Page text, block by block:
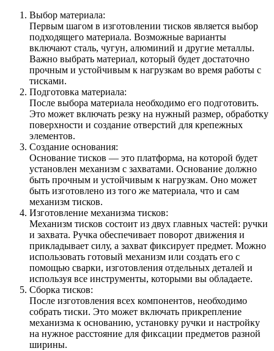
Выбор материала:
Первым шагом в изготовлении тисков является выбор
подходящего материала. Возможные варианты
включают сталь, чугун, алюминий и другие металлы.
Важно выбрать материал, который будет достаточно
прочным и устойчивым к нагрузкам во время работы с
тисками.
Подготовка материала:
После выбора материала необходимо его подготовить.
Это может включать резку на нужный размер, обработку
поверхности и создание отверстий для крепежных
элементов.
Создание основания:
Основание тисков — это платформа, на которой будет
установлен механизм с захватами. Основание должно
быть прочным и устойчивым к нагрузкам. Оно может
быть изготовлено из того же материала, что и сам
механизм тисков.
Изготовление механизма тисков:
Механизм тисков состоит из двух главных частей: ручки
и захвата. Ручка обеспечивает поворот движения и
прикладывает силу, а захват фиксирует предмет. Можно
использовать готовый механизм или создать его с
помощью сварки, изготовления отдельных деталей и
используя все инструменты, которыми вы обладаете.
Сборка тисков:
После изготовления всех компонентов, необходимо
собрать тиски. Это может включать прикрепление
механизма к основанию, установку ручки и настройку
на нужное расстояние для фиксации предметов разной
ширины.